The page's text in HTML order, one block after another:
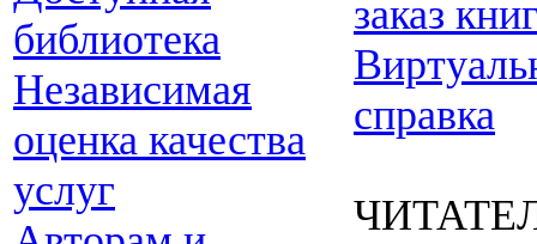
библиотека
Независимая
оценка качества
услуг
заказ
справка